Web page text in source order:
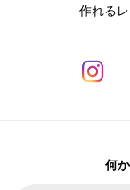
作れる
何